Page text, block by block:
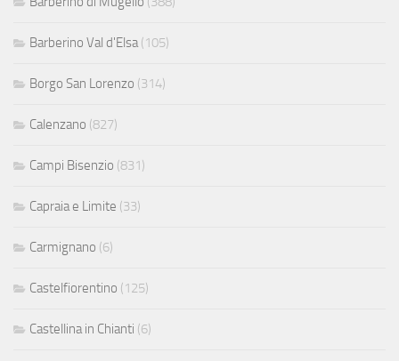
Barberino Val d'Elsa(105)
Borgo San Lorenzo (314)
Calenzano (827)
Campi Bisenzio (831)
Capraia e Limite (33)
Carmignano (6)
Castelfiorentino (125)
Castellina in Chianti (6)